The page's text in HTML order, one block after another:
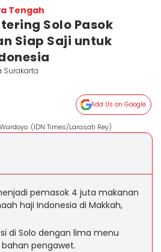
Tengah
Solo Pasok
Siap Saji untuk
Surakarta
Add Us on Google
(IDN Times/Larasati Rey)
pemasok 4 juta makanan
haji Indonesia di Makkah,
di Solo dengan lima menu
pengawet.